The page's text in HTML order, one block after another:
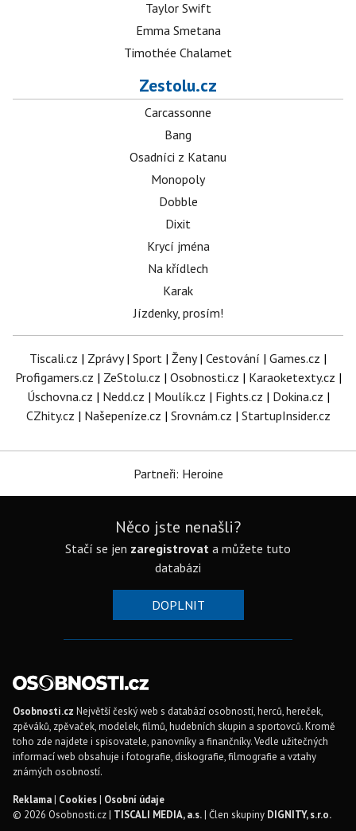
Taylor Swift
Emma Smetana
Timothée Chalamet
Zestolu.cz
Carcassonne
Bang
Osadníci z Katanu
Monopoly
Dobble
Dixit
Krycí jména
Na křídlech
Karak
Jízdenky, prosím!
Tiscali.cz | Zprávy| Sport | Ženy| Cestování | Games.cz |
Profigamers.cz | ZeStolu.cz | Osobnosti.cz | Karaoketexty.cz |
Úschovna.cz | Nedd.cz | Moulík.cz | Fights.cz | Dokina.cz |
CZhity.cz | Našepeníze.cz | Srovnám.cz | StartupInsider.cz
Partneři: Heroine
Něco jste nenašli?
Stačí se jen zaregistrovat a můžete tuto
databázi
DOPLNIT
Osobnosti.cz Největší český web s databází osobností, herců, hereček,
zpěváků, zpěvaček, modelek, filmů, hudebních skupin a sportovců. Kromě
toho zde najdete i spisovatele, panovníky a finančníky. Vedle užitečných
informací web obsahuje i fotografie, diskografie, filmografie a vztahy
známých osobností.
Reklama| Cookies| Osobní údaje
© 2026 Osobnosti.cz | TISCALI MEDIA, a.s.| Člen skupiny DIGNITY, s.r.o.